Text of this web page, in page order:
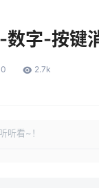
字-按键
0 2.7k
听看~！